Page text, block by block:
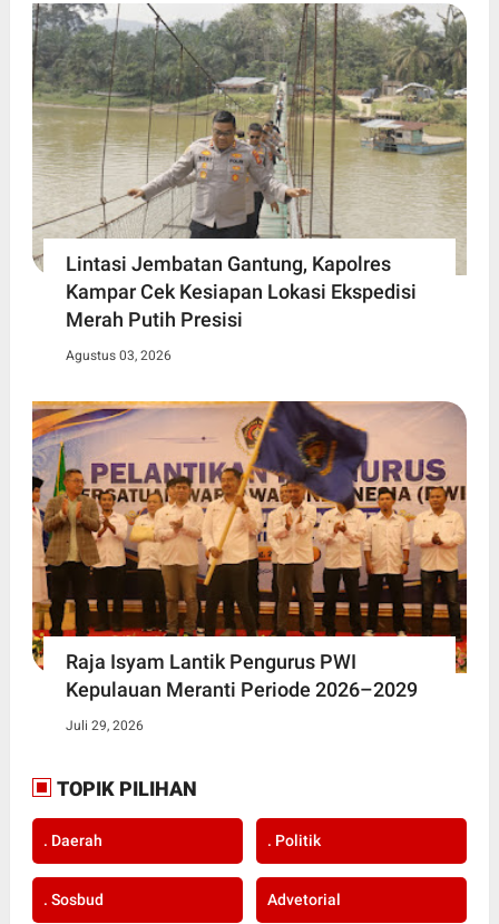
Lintasi Jembatan Gantung, Kapolres
Kampar Cek Kesiapan Lokasi Ekspedisi
Merah Putih Presisi
Agustus 03, 2026
Raja Isyam Lantik Pengurus PWI
Kepulauan Meranti Periode 2026–2029
Juli 29, 2026
TOPIK PILIHAN
. Daerah . Politik
. Sosbud Advetorial